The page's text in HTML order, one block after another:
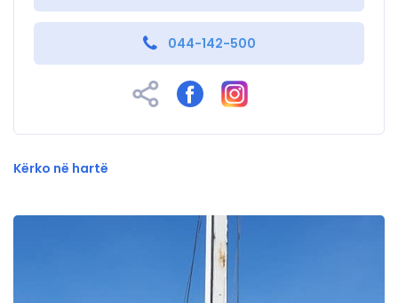
044-142-500
Kërko në hartë